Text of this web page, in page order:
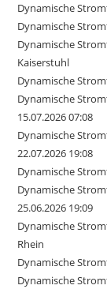
Dynamische
Dynamische
Dynamische
Kaiserstuhl
Dynamische
Dynamische
15.07.2026 07:08
Dynamische
22.07.2026 19:08
Dynamische
Dynamische
25.06.2026 19:09
Dynamische
Rhein
Dynamische
Dynamische